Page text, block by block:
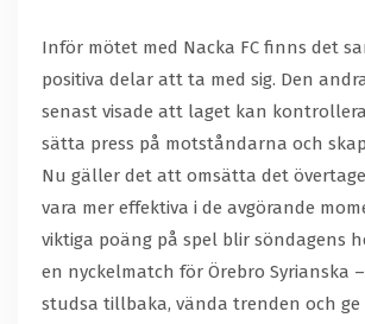
Inför mötet med Nacka FC finns det
positiva delar att ta med sig. Den
senast visade att laget kan
sätta press på motståndarna och
Nu gäller det att omsätta det
vara mer effektiva i de avgörande
viktiga poäng på spel blir söndagens
en nyckelmatch för Örebro Syrianska
studsa tillbaka, vända trenden och ge